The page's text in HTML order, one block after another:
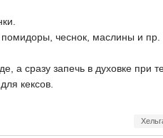
чеснок, маслины и пр.
а сразу запечь в духовке при
кексов.